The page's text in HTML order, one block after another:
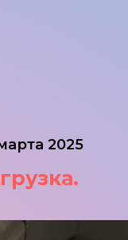
2025